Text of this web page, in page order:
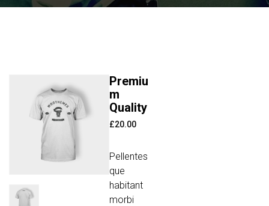
Premiu
m
Quality
£20.00
Pellentes
que
habitant
morbi